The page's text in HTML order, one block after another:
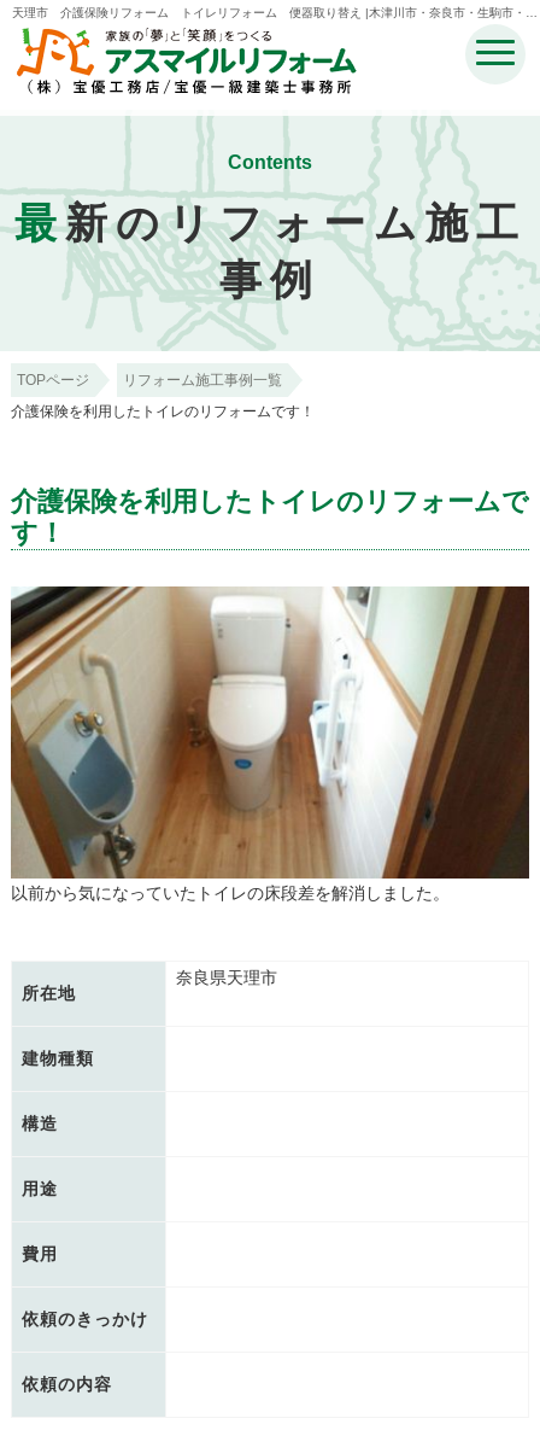
天理市 介護保険リフォーム トイレリフォーム 便器取り替え |木津川市・奈良市・生駒市・精
華町・井手町のリフォームのことなら宝優工務店アスマイルリフォーム
Contents
最新のリフォーム施工
事例
TOPページ
リフォーム施工事例一覧
介護保険を利用したトイレのリフォームです！
介護保険を利用したトイレのリフォームで
す！
以前から気になっていたトイレの床段差を解消しました。
所在地
奈良県天理市
建物種類
構造
用途
費用
依頼のきっかけ
依頼の内容